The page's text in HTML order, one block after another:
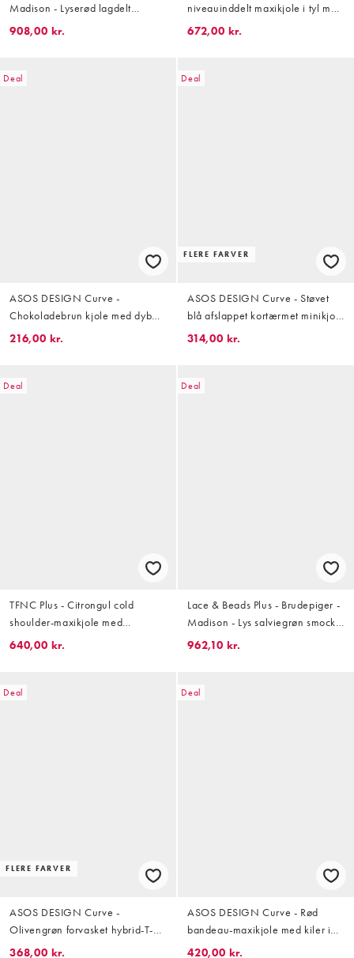
Madison - Lyserød lagdelt
maxikjole med smock-snit og
908,00 kr.
niveauinddelt maxikjole i tyl med
flæsedetaljer
672,00 kr.
Deal
ASOS DESIGN Curve -
Chokoladebrun kjole med dyb
rund ryg i bomuldsblanding
216,00 kr.
Deal
FLERE FARVER
ASOS DESIGN Curve - Støvet
blå afslappet kortærmet minikjole
i poplin
314,00 kr.
Deal
TFNC Plus - Citrongul cold
shoulder-maxikjole med
vandfaldsudskæring og rynkede
640,00 kr.
Deal
Lace & Beads Plus - Brudepiger -
Madison - Lys salviegrøn smock-
maxikjole med dyb udskæring og
962,10 kr.
Deal
FLERE FARVER
ASOS DESIGN Curve -
Olivengrøn forvasket hybrid-T-
shirt-kjole i minilængde
368,00 kr.
Deal
ASOS DESIGN Curve - Rød
bandeau-maxikjole med kiler i
kanten
420,00 kr.